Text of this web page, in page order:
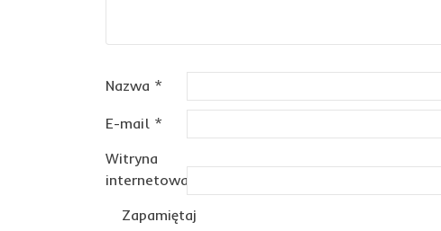
Nazwa *
E-mail *
Witryna
internetowa
Zapamiętaj